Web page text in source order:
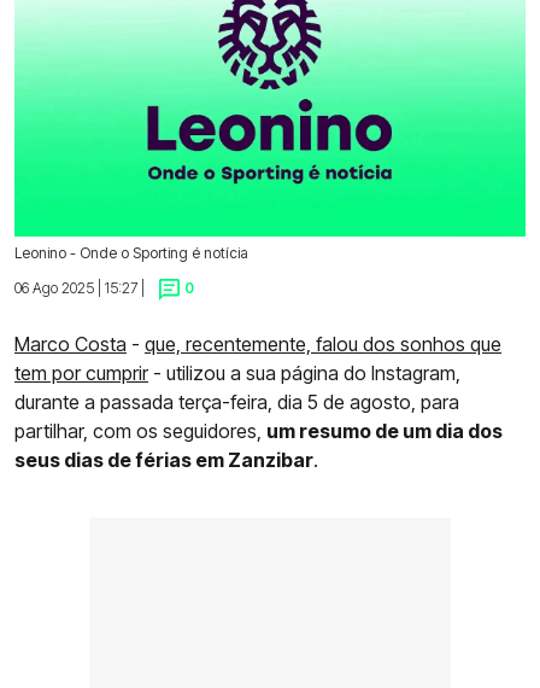
Leonino - Onde o Sporting é notícia
06 Ago 2025 | 15:27 |
0
Marco Costa - que, recentemente, falou dos sonhos que
tem por cumprir- utilizou a sua página do Instagram,
durante a passada terça-feira, dia 5 de agosto, para
partilhar, com os seguidores, um resumo de um dia dos
seus dias de férias em Zanzibar.